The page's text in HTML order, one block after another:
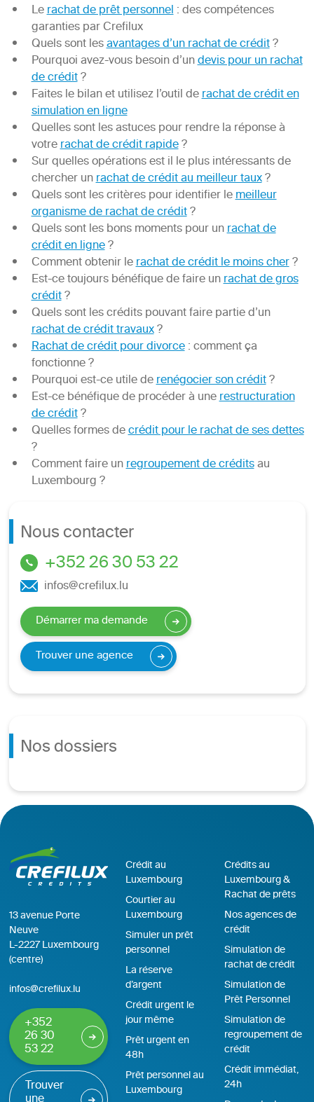
Lerachat de prêt personnel: des compétences
garanties par Crefilux
Quels sont lesavantages d’un rachat de crédit?
Pourquoi avez-vous besoin d’undevis pour un rachat
de crédit?
Faites le bilan et utilisez l’outil derachat de crédit en
simulation en ligne
Quelles sont les astuces pour rendre la réponse à
votrerachat de crédit rapide?
Sur quelles opérations est il le plus intéressants de
chercher unrachat de crédit au meilleur taux?
Quels sont les critères pour identifier lemeilleur
organisme de rachat de crédit?
Quels sont les bons moments pour unrachat de
crédit en ligne?
Comment obtenir lerachat de crédit le moins cher?
Est-ce toujours bénéfique de faire unrachat de gros
crédit?
Quels sont les crédits pouvant faire partie d’un
rachat de crédit travaux?
Rachat de crédit pour divorce: comment ça
fonctionne ?
Pourquoi est-ce utile derenégocier son crédit?
Est-ce bénéfique de procéder à unerestructuration
de crédit?
Quelles formes decrédit pour le rachat de ses dettes
?
Comment faire unregroupement de créditsau
Luxembourg ?
Nous contacter
+352 26 30 53 22
infos@crefilux.lu
Démarrer ma demande
Trouver une agence
Nos dossiers
13 avenue Porte
Neuve
L-2227 Luxembourg
(centre)
infos@crefilux.lu
+352
26 30
53 22
Trouver
Crédit au
Luxembourg
Courtier au
Luxembourg
Simuler un prêt
personnel
La réserve
d’argent
Crédit urgent le
jour même
Prêt urgent en
48h
Prêt personnel au
Luxembourg
Crédits au
Luxembourg &
Rachat de prêts
Nos agences de
crédit
Simulation de
rachat de crédit
Simulation de
Prêt Personnel
Simulation de
regroupement de
crédit
Crédit immédiat,
24h